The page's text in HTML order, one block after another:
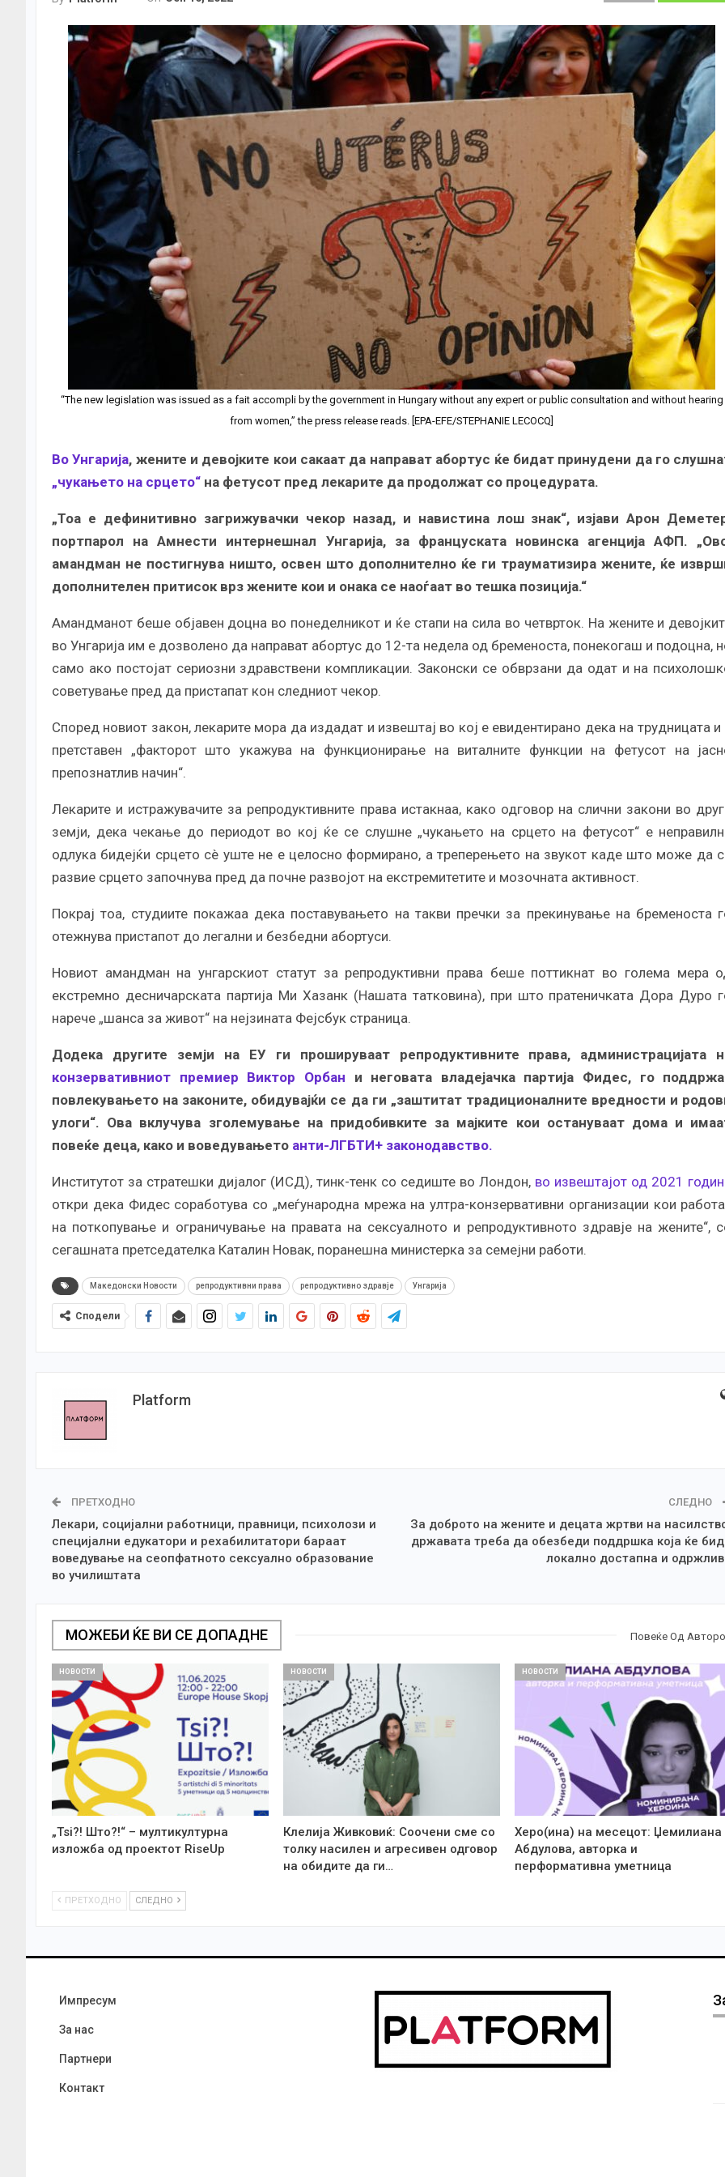
“The new legislation was issued as a fait accompli by the government in Hungary without any expert or public consultation and without hearing
from women,” the press release reads. [EPA-EFE/STEPHANIE LECOCQ]
Во Унгарија, жените и девојките кои сакаат да направат абортус ќе бидат принудени да го
„чукањето на срцето“ на фетусот пред лекарите да продолжат со процедурата.
„Тоа е дефинитивно загрижувачки чекор назад, и навистина лош знак“, изјави Арон
портпарол на Амнести интернешнал Унгарија, за француската новинска агенција АФП.
амандман не постигнува ништо, освен што дополнително ќе ги трауматизира жените, ќе
дополнителен притисок врз жените кои и онака се наоѓаат во тешка позиција.“
Амандманот беше објавен доцна во понеделникот и ќе стапи на сила во четврток. На жените и
во Унгарија им е дозволено да направат абортус до 12-та недела од бременоста, понекогаш и подоцна,
само ако постојат сериозни здравствени компликации. Законски се обврзани да одат и на
советување пред да пристапат кон следниот чекор.
Според новиот закон, лекарите мора да издадат и извештај во кој е евидентирано дека на трудницата и
претставен „факторот што укажува на функционирање на виталните функции на фетусот на
препознатлив начин“.
Лекарите и истражувачите за репродуктивните права истакнаа, како одговор на слични закони во
земји, дека чекање до периодот во кој ќе се слушне „чукањето на срцето на фетусот“ е
одлука бидејќи срцето сè уште не е целосно формирано, а треперењето на звукот каде што може да
развие срцето започнува пред да почне развојот на екстремитетите и мозочната активност.
Покрај тоа, студиите покажаа дека поставувањето на такви пречки за прекинување на бременоста
отежнува пристапот до легални и безбедни абортуси.
Новиот амандман на унгарскиот статут за репродуктивни права беше поттикнат во голема мера
екстремно десничарската партија Ми Хазанк (Нашата татковина), при што пратеничката Дора Дуро
нарече „шанса за живот“ на нејзината Фејсбук страница.
Додека другите земји на ЕУ ги прошируваат репродуктивните права, администрацијата
конзервативниот премиер Виктор Орбан и неговата владејачка партија Фидес, го
повлекувањето на законите, обидувајќи се да ги „заштитат традиционалните вредности и
улоги“. Ова вклучува зголемување на придобивките за мајките кои остануваат дома и
повеќе деца, како и воведувањето анти-ЛГБТИ+ законодавство.
Институтот за стратешки дијалог (ИСД), тинк-тенк со седиште во Лондон, во извештајот од 2021
откри дека Фидес соработува со „меѓународна мрежа на ултра-конзервативни организации кои
на поткопување и ограничување на правата на сексуалното и репродуктивното здравје на жените“,
сегашната претседателка Каталин Новак, поранешна министерка за семејни работи.
Македонски Новости репродуктивни права репродуктивно здравје Унгарија
Сподели
Platform
ПРЕТХОДНО
Лекари, социјални работници, правници, психолози и
специјални едукатори и рехабилитатори бараат
воведување на сеопфатното сексуално образование
во училиштата
СЛЕДНО
За доброто на жените и децата жртви на
државата треба да обезбеди поддршка која ќе
локално достапна и
МОЖЕБИ ЌЕ ВИ СЕ ДОПАДНЕ Повеќе Од
НОВОСТИ
„Tsi?! Што?!“ – мултикултурна
изложба од проектот RiseUp
НОВОСТИ
Клелија Живковиќ: Соочени сме со
толку насилен и агресивен одговор
на обидите да ги…
НОВОСТИ
Херо(ина) на месецот: Џемилиана
Абдулова, авторка и
перформативна уметница
ПРЕТХОДНО СЛЕДНО
Импресум
За нас
Партнери
Контакт